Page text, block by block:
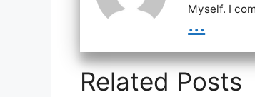
Myself. I
...
Related Posts